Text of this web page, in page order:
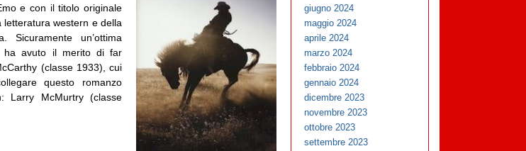
e con il titolo originale
letteratura western e della
Sicuramente un’ottima
ha avuto il merito di far
(classe 1933), cui
questo romanzo
Larry McMurtry (classe
giugno 2024
maggio 2024
aprile 2024
marzo 2024
febbraio 2024
gennaio 2024
dicembre 2023
novembre 2023
ottobre 2023
settembre 2023